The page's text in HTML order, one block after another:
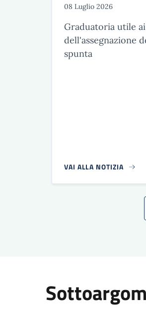
08 Luglio 2026
Graduatoria utile
dell'assegnazione
spunta
VAI ALLA NOTIZIA